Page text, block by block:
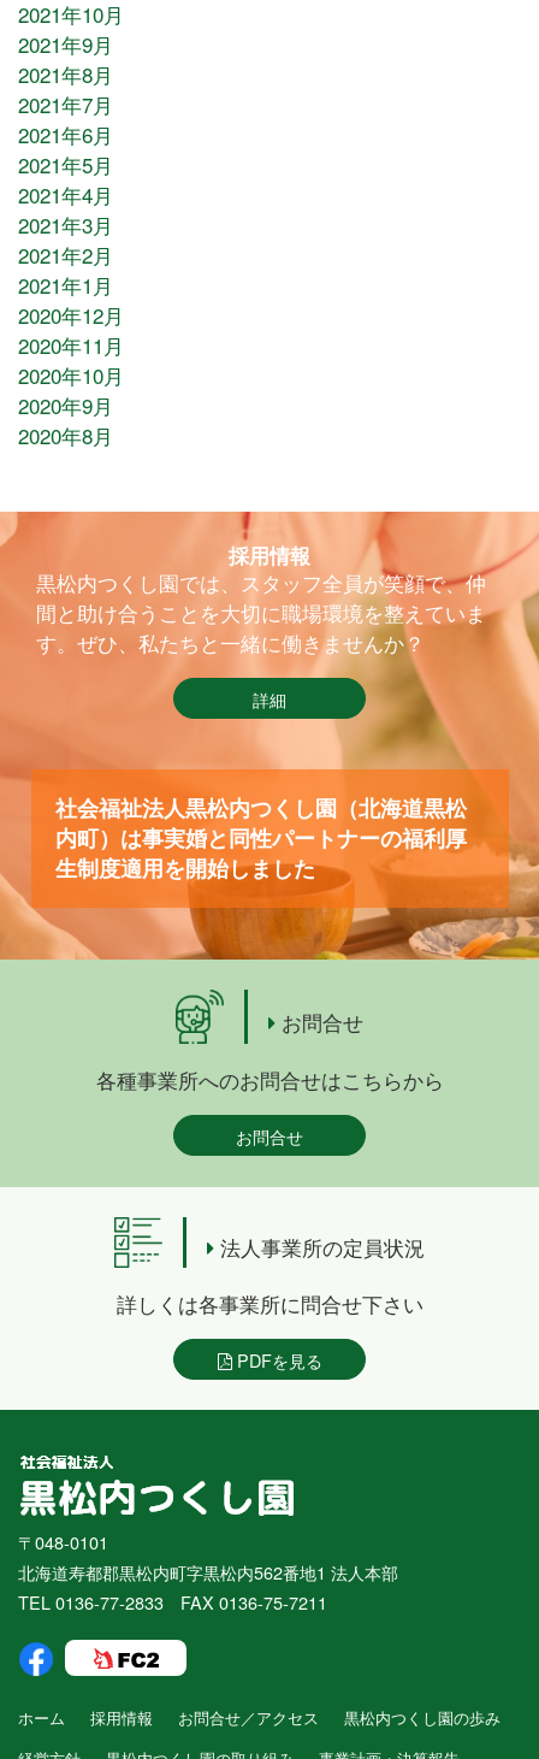
2021年10月
2021年9月
2021年8月
2021年7月
2021年6月
2021年5月
2021年4月
2021年3月
2021年2月
2021年1月
2020年12月
2020年11月
2020年10月
2020年9月
2020年8月
採用情報
黒松内つくし園では、スタッフ全員が笑顔で、仲
間と助け合うことを大切に職場環境を整えていま
す。ぜひ、私たちと一緒に働きませんか？
詳細
社会福祉法人黒松内つくし園（北海道黒松
内町）は事実婚と同性パートナーの福利厚
生制度適用を開始しました
お問合せ
各種事業所へのお問合せはこちらから
お問合せ
法人事業所の定員状況
詳しくは各事業所に問合せ下さい
PDFを見る
〒048-0101
北海道寿都郡黒松内町字黒松内562番地1 法人本部
TEL 0136-77-2833 FAX 0136-75-7211
ホーム 採用情報 お問合せ／アクセス
黒松内つくし園の歩み